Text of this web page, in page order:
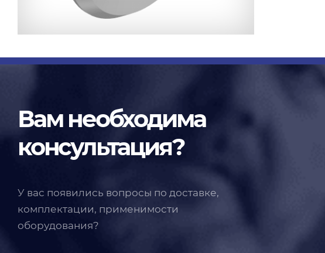
Вам необходима
консультация?
У вас появились вопросы по доставке,
комплектации, применимости
оборудования?